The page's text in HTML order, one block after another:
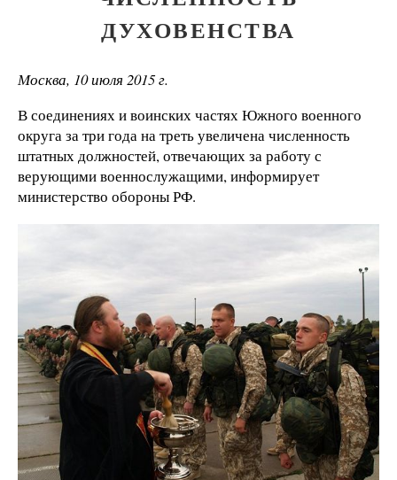
ДУХОВЕНСТВА
Москва, 10 июля 2015 г.
В соединениях и воинских частях Южного военного
округа за три года на треть увеличена численность
штатных должностей, отвечающих за работу с
верующими военнослужащими, информирует
министерство обороны РФ.